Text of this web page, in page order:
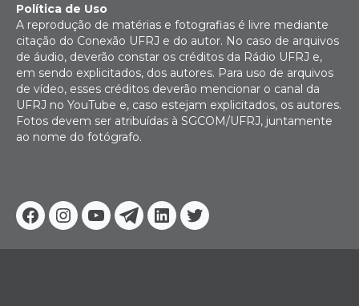
Facebook
Instagram
YoutubeTelegram
Linkedin
Twitter
Política de Uso
A reprodução de matérias e fotografias é livre mediante
citação do Conexão UFRJ e do autor. No caso de arquivos
de áudio, deverão constar os créditos da Rádio UFRJ e,
em sendo explicitados, dos autores. Para uso de arquivos
de vídeo, esses créditos deverão mencionar o canal da
UFRJ no YouTube e, caso estejam explicitados, os autores.
Fotos devem ser atribuídas à SGCOM/UFRJ, juntamente
ao nome do fotógrafo.